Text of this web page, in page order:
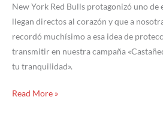
New York Red Bulls protagonizó uno de
llegan directos al corazón y que a
recordó muchísimo a esa idea de
transmitir en nuestra campaña
tu tranquilidad».
Read More »